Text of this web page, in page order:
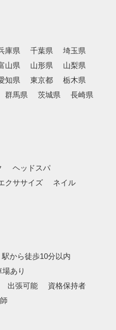
駅から徒歩10分以内
庫県 千葉県
埼玉県
山県 山形県
山梨県
知県 東京都
栃木県
群馬県 茨城県
長崎県
ヘッドスパ
クササイズ
ネイル
駅から徒歩10分以内
場あり
出張可能
資格保持者